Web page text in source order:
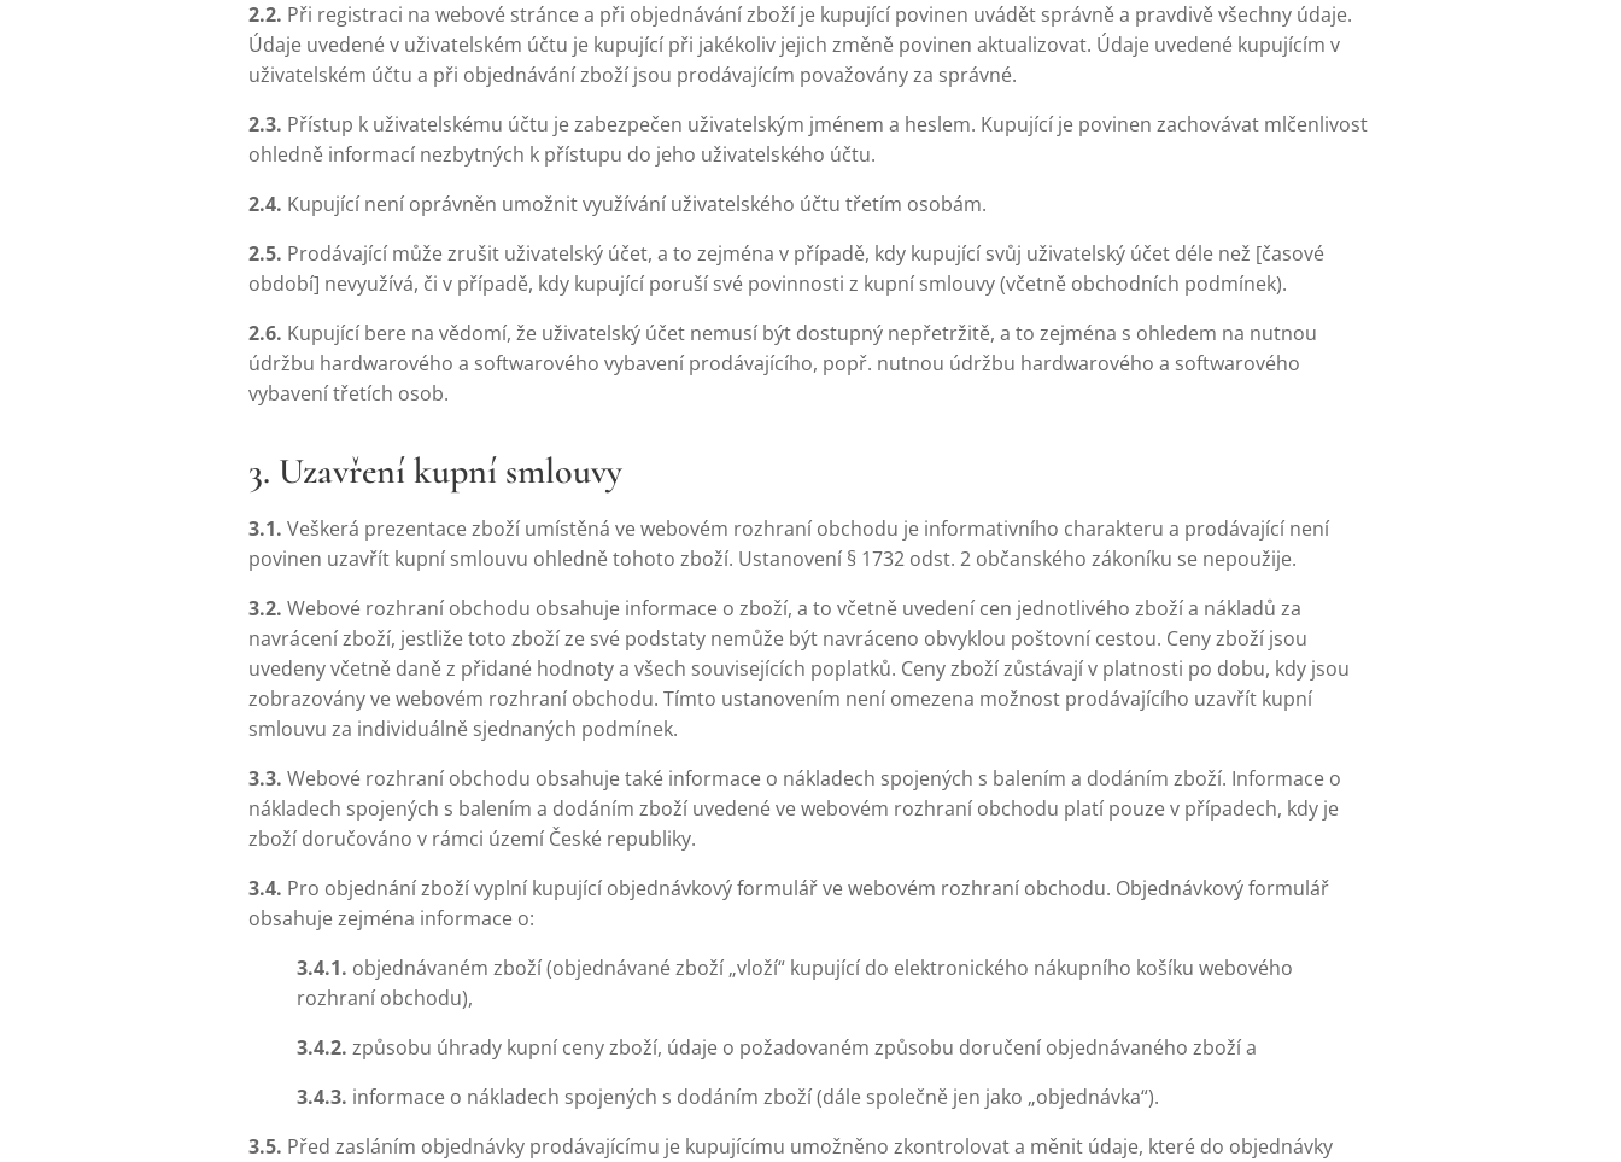
2.2. Při registraci na webové stránce a při objednávání zboží je kupující povinen uvádět správně a pravdivě všechny údaje.
Údaje uvedené v uživatelském účtu je kupující při jakékoliv jejich změně povinen aktualizovat. Údaje uvedené kupujícím v
uživatelském účtu a při objednávání zboží jsou prodávajícím považovány za správné.
2.3. Přístup k uživatelskému účtu je zabezpečen uživatelským jménem a heslem. Kupující je povinen zachovávat mlčenlivost
ohledně informací nezbytných k přístupu do jeho uživatelského účtu.
2.4. Kupující není oprávněn umožnit využívání uživatelského účtu třetím osobám.
2.5. Prodávající může zrušit uživatelský účet, a to zejména v případě, kdy kupující svůj uživatelský účet déle než [časové
období] nevyužívá, či v případě, kdy kupující poruší své povinnosti z kupní smlouvy (včetně obchodních podmínek).
2.6. Kupující bere na vědomí, že uživatelský účet nemusí být dostupný nepřetržitě, a to zejména s ohledem na nutnou
údržbu hardwarového a softwarového vybavení prodávajícího, popř. nutnou údržbu hardwarového a softwarového
vybavení třetích osob.
3. Uzavření kupní smlouvy
3.1. Veškerá prezentace zboží umístěná ve webovém rozhraní obchodu je informativního charakteru a prodávající není
povinen uzavřít kupní smlouvu ohledně tohoto zboží. Ustanovení § 1732 odst. 2 občanského zákoníku se nepoužije.
3.2. Webové rozhraní obchodu obsahuje informace o zboží, a to včetně uvedení cen jednotlivého zboží a nákladů za
navrácení zboží, jestliže toto zboží ze své podstaty nemůže být navráceno obvyklou poštovní cestou. Ceny zboží jsou
uvedeny včetně daně z přidané hodnoty a všech souvisejících poplatků. Ceny zboží zůstávají v platnosti po dobu, kdy jsou
zobrazovány ve webovém rozhraní obchodu. Tímto ustanovením není omezena možnost prodávajícího uzavřít kupní
smlouvu za individuálně sjednaných podmínek.
3.3. Webové rozhraní obchodu obsahuje také informace o nákladech spojených s balením a dodáním zboží. Informace o
nákladech spojených s balením a dodáním zboží uvedené ve webovém rozhraní obchodu platí pouze v případech, kdy je
zboží doručováno v rámci území České republiky.
3.4. Pro objednání zboží vyplní kupující objednávkový formulář ve webovém rozhraní obchodu. Objednávkový formulář
obsahuje zejména informace o:
3.4.1. objednávaném zboží (objednávané zboží „vloží“ kupující do elektronického nákupního košíku webového
rozhraní obchodu),
3.4.2. způsobu úhrady kupní ceny zboží, údaje o požadovaném způsobu doručení objednávaného zboží a
3.4.3. informace o nákladech spojených s dodáním zboží (dále společně jen jako „objednávka“).
3.5. Před zasláním objednávky prodávajícímu je kupujícímu umožněno zkontrolovat a měnit údaje, které do objednávky